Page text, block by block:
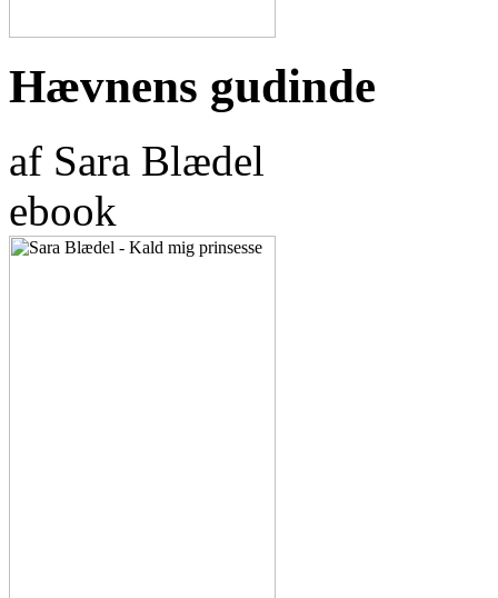
Hævnens gudinde
af Sara Blædel
ebook